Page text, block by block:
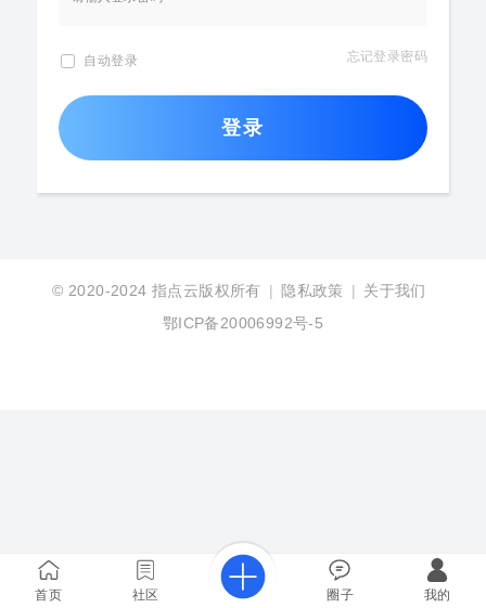
自动登录 忘记登录密码
登录
首页 社区 圈子 我的
© 2020-2024 指点云版权所有 | 隐私政策 | 关于我们
鄂ICP备20006992号-5